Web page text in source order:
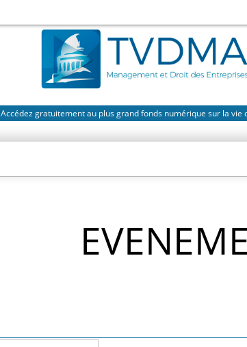
Accédez gratuitement au plus grand fonds numérique sur la vie